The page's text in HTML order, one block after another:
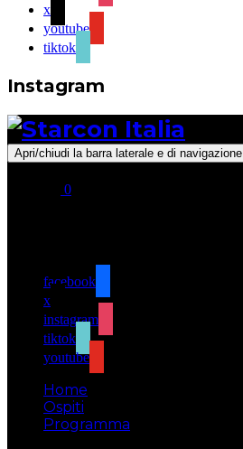
x
youtube
tiktok
Instagram
Apri/chiudi la barra laterale e di navigazione
0
facebook
x
instagram
tiktok
youtube
Home
Ospiti
Programma